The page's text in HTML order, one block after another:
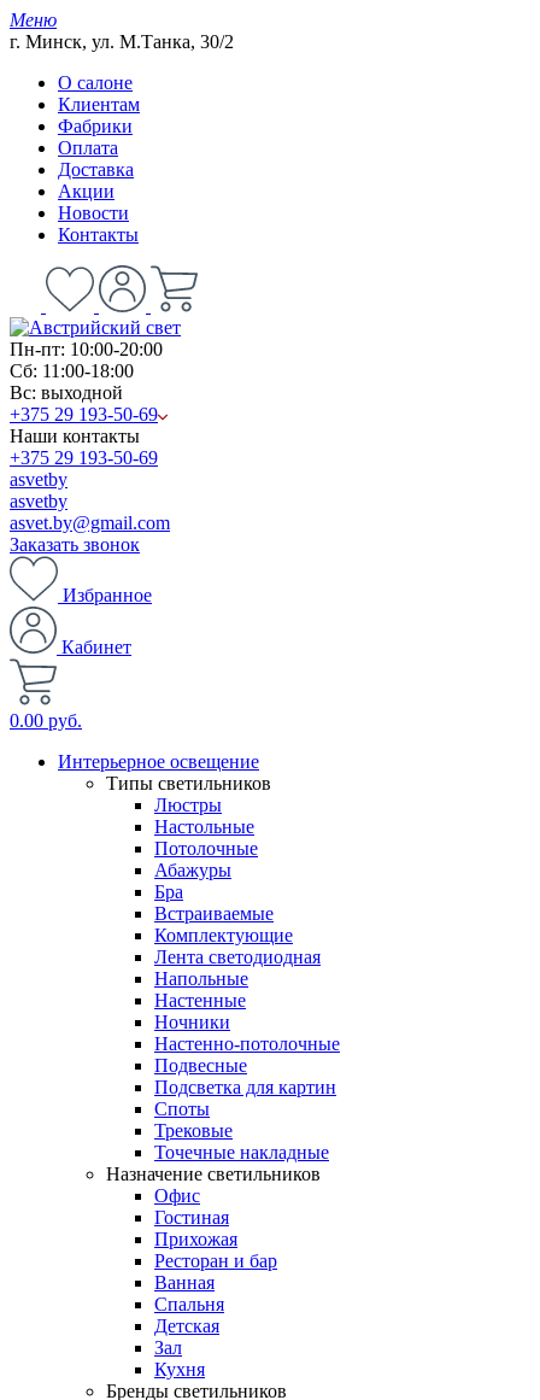
Меню
г. Минск, ул. М.Танка, 30/2
О салоне
Клиентам
Фабрики
Оплата
Доставка
Акции
Новости
Контакты
Пн-пт: 10:00-20:00
Сб: 11:00-18:00
Вс: выходной
+375 29 193-50-69
Наши контакты
+375 29 193-50-69
asvetby
asvetby
asvet.by@gmail.com
Заказать звонок
Избранное
Кабинет
0.00 руб.
Интерьерное освещение
Типы светильников
Люстры
Настольные
Потолочные
Абажуры
Бра
Встраиваемые
Комплектующие
Лента светодиодная
Напольные
Настенные
Ночники
Настенно-потолочные
Подвесные
Подсветка для картин
Споты
Трековые
Точечные накладные
Назначение светильников
Офис
Гостиная
Прихожая
Ресторан и бар
Ванная
Спальня
Детская
Зал
Кухня
Бренды светильников